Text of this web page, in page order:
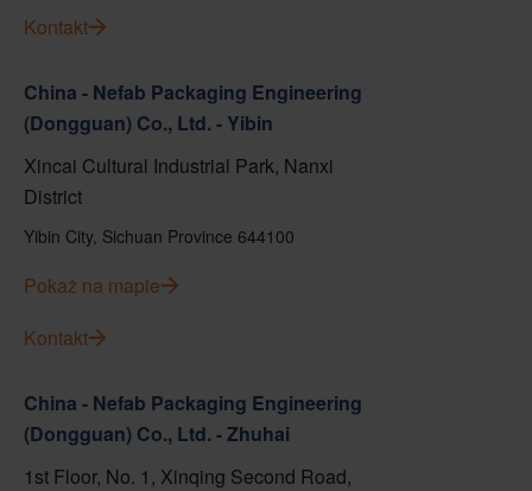
Kontakt
China - Nefab Packaging Engineering
(Dongguan) Co., Ltd. - Yibin
Xincai Cultural Industrial Park, Nanxi
District
Yibin City, Sichuan Province 644100
Pokaż na mapie
Kontakt
China - Nefab Packaging Engineering
(Dongguan) Co., Ltd. - Zhuhai
1st Floor, No. 1, Xinqing Second Road,